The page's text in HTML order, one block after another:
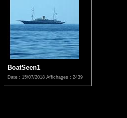
BoatSeen1
Date : 15/07/2018 Affichages : 2439